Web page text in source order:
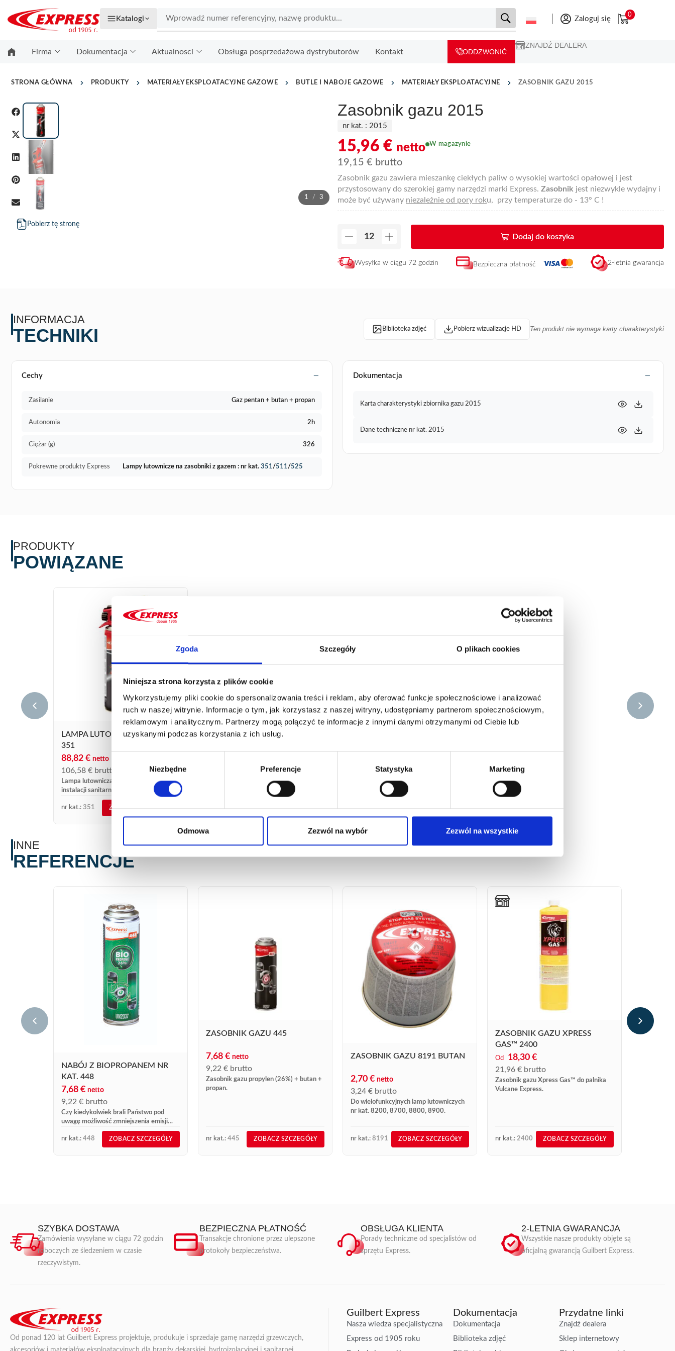
Zgoda Szczegóły O plikach cookies
Niniejsza strona korzysta z plików cookie
Wykorzystujemy pliki cookie do spersonalizowania treści i reklam, aby oferować funkcje społecznościowe i analizować
ruch w naszej witrynie. Informacje o tym, jak korzystasz z naszej witryny, udostępniamy partnerom społecznościowym,
reklamowym i analitycznym. Partnerzy mogą połączyć te informacje z innymi danymi otrzymanymi od Ciebie lub
uzyskanymi podczas korzystania z ich usług.
zgody
Niezbędne Preferencje Statystyka Marketing
Odmowa Zezwól na wybór Zezwól na wszystkie
Katalogi Zaloguj się
0
Firma Dokumentacja Aktualnosci Obsługa posprzedażowa dystrybutorów Kontakt ODDZWONIĆ
ZNAJDŹ DEALERA
STRONA GŁÓWNA PRODUKTY MATERIAŁY EKSPLOATACYJNE GAZOWE BUTLE I NABOJE GAZOWE MATERIAŁY EKSPLOATACYJNE ZASOBNIK GAZU 2015
1 / 3
Pobierz tę stronę
Zasobnik gazu 2015
nr kat. : 2015
15,96 € netto
19,15 € brutto
W magazynie
Zasobnik gazu zawiera mieszankę ciekłych paliw o wysokiej wartości opałowej i jest
przystosowany do szerokiej gamy narzędzi marki Express. Zasobnik jest niezwykle wydajny i
może być używany niezależnie od pory roku, przy temperaturze do - 13° C !
Dodaj do koszyka
Wysyłka w ciągu 72 godzin Bezpieczna płatność 2-letnia gwarancja
INFORMACJA
TECHNIKI Biblioteka zdjęć Pobierz wizualizacje HD Ten produkt nie wymaga karty charakterystyki
Cechy
Zasilanie Gaz pentan + butan + propan
Autonomia 2h
Ciężar (g) 326
Pokrewne produkty Express Lampy lutownicze na zasobniki z gazem : nr kat. 351/511/525
Dokumentacja
Karta charakterystyki zbiornika gazu 2015
Dane techniczne nr kat. 2015
PRODUKTY
POWIĄZANE
LAMPA LUTOWNICZA PIEZO
351
88,82 € netto
106,58 € brutto
Lampa lutownicza Piezo 351: palnik do
instalacji sanitarnych z zasobnikiem gazu
nr kat. 2015. Praca w każdej pozycji.
nr kat.: 351 ZOBACZ SZCZEGÓŁY
INNE
REFERENCJE
NABÓJ Z BIOPROPANEM NR
KAT. 448
7,68 € netto
9,22 € brutto
Czy kiedykolwiek brali Państwo pod
uwagę możliwość zmniejszenia emisji
CO2 o 20%, przy zachowaniu tej samej
wydajności i jednoczesnym dalszym
korzystaniu z gazu LPG? ...
nr kat.: 448 ZOBACZ SZCZEGÓŁY
ZASOBNIK GAZU 445
7,68 € netto
9,22 € brutto
Zasobnik gazu propylen (26%) + butan +
propan.
nr kat.: 445 ZOBACZ SZCZEGÓŁY
ZASOBNIK GAZU 8191 BUTAN
2,70 € netto
3,24 € brutto
Do wielofunkcyjnych lamp lutowniczych
nr kat. 8200, 8700, 8800, 8900.
nr kat.: 8191 ZOBACZ SZCZEGÓŁY
ZASOBNIK GAZU XPRESS
GAS™ 2400
Od 18,30 €
21,96 € brutto
Zasobnik gazu Xpress Gas™ do palnika
Vulcane Express.
nr kat.: 2400 ZOBACZ SZCZEGÓŁY
10,03
12,04
Zasobnik
SZYBKA DOSTAWA
Zamówienia wysyłane w ciągu 72 godzin
roboczych ze śledzeniem w czasie
rzeczywistym.
BEZPIECZNA PŁATNOŚĆ
Transakcje chronione przez ulepszone
protokoły bezpieczeństwa.
OBSŁUGA KLIENTA
Porady techniczne od specjalistów od
sprzętu Express.
2-LETNIA GWARANCJA
Wszystkie nasze produkty objęte są
oficjalną gwarancją Guilbert Express.
Od ponad 120 lat Guilbert Express projektuje, produkuje i sprzedaje gamę narzędzi grzewczych,
Guilbert Express
Nasza wiedza specjalistyczna
Express od 1905 roku
Dokumentacja
Dokumentacja
Biblioteka zdjęć
Przydatne linki
Znajdź dealera
Sklep internetowy